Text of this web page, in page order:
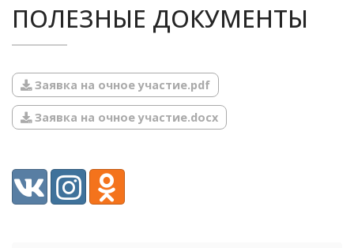
популярные ведущие страны Мария Миру и
Роберт Шейх.
руководителем
кубками и
не нашли свою номинацию
заявке указать реквизиты организации в поле
"Пожелания и предложения".
ПОЛЕЗНЫЕ ДОКУМЕНТЫ
Заявка на очное участие.pdf
Заявка на очное участие.docx